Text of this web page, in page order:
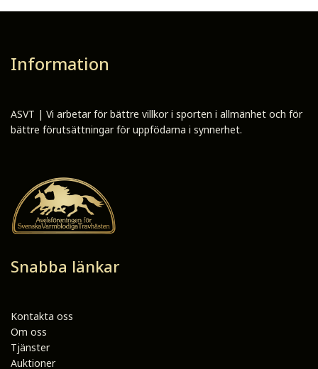
Information
ASVT | Vi arbetar för bättre villkor i sporten i allmänhet och för
bättre förutsättningar för uppfödarna i synnerhet.
Snabba länkar
Kontakta oss
Om oss
Tjänster
Auktioner